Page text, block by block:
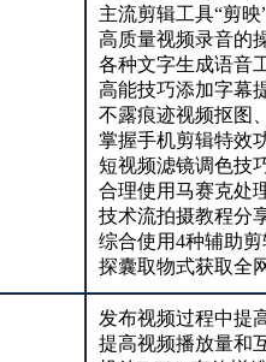
主流剪辑工具“剪
高质量视频录音的
各种文字生成语音
高能技巧添加字幕
不露痕迹视频抠图
掌握手机剪辑特效
短视频滤镜调色技
合理使用马赛克处
技术流拍摄教程分
综合使用4种辅助
探囊取物式获取全
发布视频过程中提
提高视频播放量和